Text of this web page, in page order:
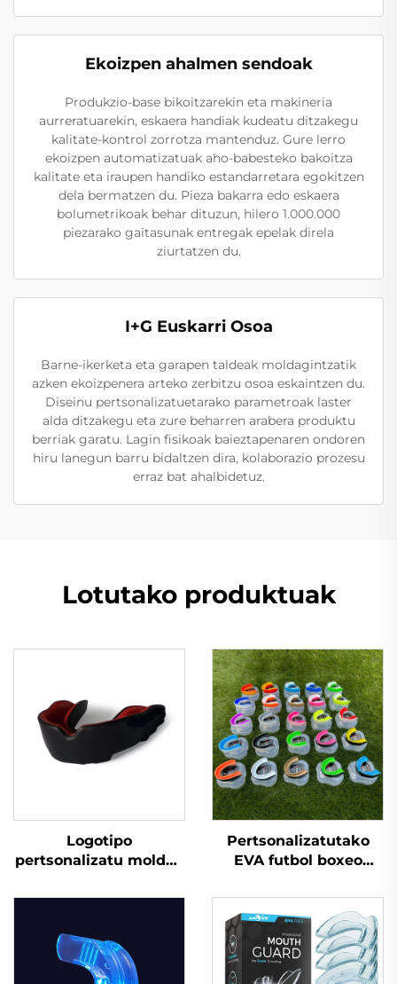
Ekoizpen ahalmen sendoak
Produkzio-base bikoitzarekin eta makineria
aurreratuarekin, eskaera handiak kudeatu ditzakegu
kalitate-kontrol zorrotza mantenduz. Gure lerro
ekoizpen automatizatuak aho-babesteko bakoitza
kalitate eta iraupen handiko estandarretara egokitzen
dela bermatzen du. Pieza bakarra edo eskaera
bolumetrikoak behar dituzun, hilero 1.000.000
piezarako gaitasunak entregak epelak direla
ziurtatzen du.
I+G Euskarri Osoa
Barne-ikerketa eta garapen taldeak moldagintzatik
azken ekoizpenera arteko zerbitzu osoa eskaintzen du.
Diseinu pertsonalizatuetarako parametroak laster
alda ditzakegu eta zure beharren arabera produktu
berriak garatu. Lagin fisikoak baieztapenaren ondoren
hiru lanegun barru bidaltzen dira, kolaborazio prozesu
erraz bat ahalbidetuz.
Lotutako produktuak
Logotipo
pertsonalizatu moldea
Barietatea Berotu eta
babesleak Gaitza
barreiatzeko, hodi
odola Futbol
Pertsonalizatutako
EVA futbol boxeo
hortz babestailu kaxa
kirolak MMA
odolkadurak hortzak
zirrindularekin